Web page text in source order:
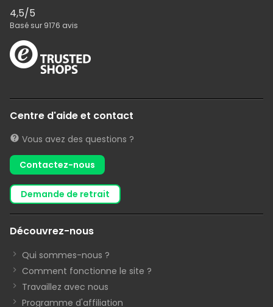
4,5/5
Basé sur 9176 avis
Centre d'aide et contact
Vous avez des questions ?
Contactez-nous
demande de retrait
Découvrez-nous
Qui sommes-nous ?
Comment fonctionne le site ?
Travaillez avec nous
Programme d'affiliation